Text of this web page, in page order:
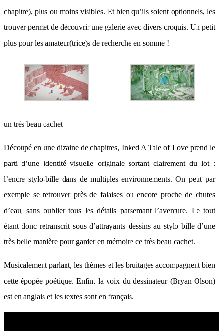
chapitre), plus ou moins visibles. Et bien qu’ils soient optionnels, les
trouver permet de découvrir une galerie avec divers croquis. Un petit
plus pour les amateur(trice)s de recherche en somme !
un très beau cachet
Découpé en une dizaine de chapitres, Inked A Tale of Love prend le
parti d’une identité visuelle originale sortant clairement du lot :
l’encre stylo-bille dans de multiples environnements. On peut par
exemple se retrouver près de falaises ou encore proche de chutes
d’eau, sans oublier tous les détails parsemant l’aventure. Le tout
étant donc retranscrit sous d’attrayants dessins au stylo bille d’une
très belle manière pour garder en mémoire ce très beau cachet.
Musicalement parlant, les thèmes et les bruitages accompagnent bien
cette épopée poétique. Enfin, la voix du dessinateur (Bryan Olson)
est en anglais et les textes sont en français.